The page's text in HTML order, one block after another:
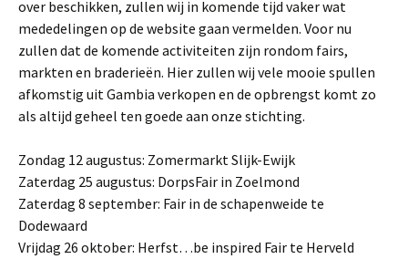
over beschikken, zullen wij in komende tijd vaker wat
mededelingen op de website gaan vermelden. Voor nu
zullen dat de komende activiteiten zijn rondom fairs,
markten en braderieën. Hier zullen wij vele mooie spullen
afkomstig uit Gambia verkopen en de opbrengst komt zo
als altijd geheel ten goede aan onze stichting.
Zondag 12 augustus: Zomermarkt Slijk-Ewijk
Zaterdag 25 augustus: DorpsFair in Zoelmond
Zaterdag 8 september: Fair in de schapenweide te
Dodewaard
Vrijdag 26 oktober: Herfst…be inspired Fair te Herveld